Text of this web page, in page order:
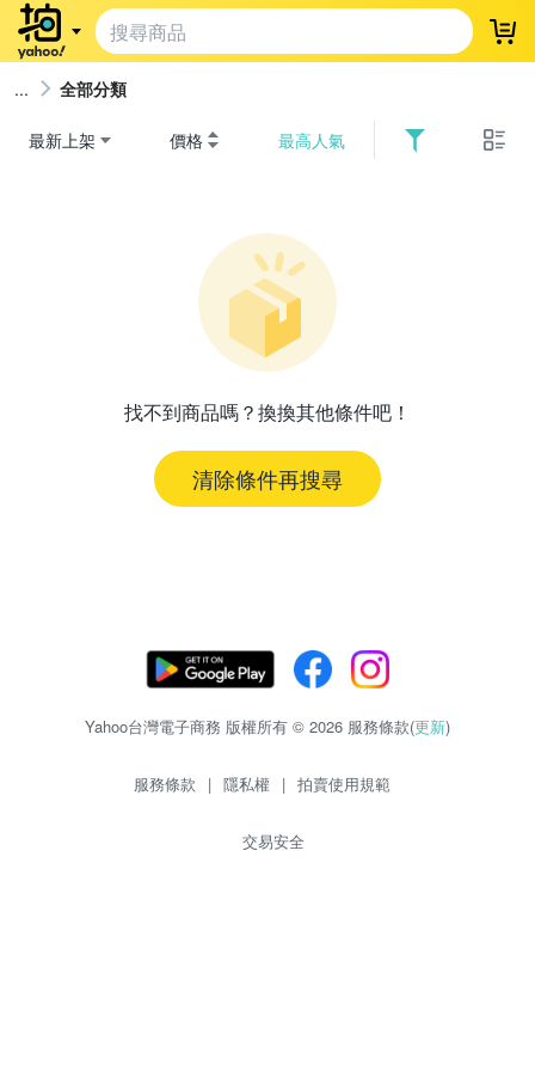
登
全部分類
最新上架 價格 最高人氣
找不到商品嗎？換換其他條件吧！
清除條件再搜尋
Yahoo台灣電子商務 版權所有 © 2026 服務條款(更新)
服務條款 | 隱私權 | 拍賣使用規範
交易安全